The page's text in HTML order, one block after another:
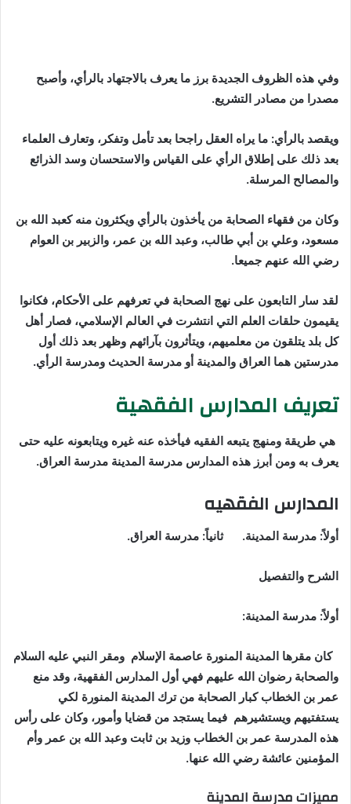
وفي هذه الظروف الجديدة برز ما يعرف بالاجتهاد بالرأي، وأصبح
مصدرا من مصادر التشريع.
ويقصد بالرأي: ما يراه العقل راجحا بعد تأمل وتفكر، وتعارف العلماء
بعد ذلك على إطلاق الرأي على القياس والاستحسان وسد الذرائع
والمصالح المرسلة.
وكان من فقهاء الصحابة من يأخذون بالرأي ويكثرون منه كعبد الله بن
مسعود، وعلي بن أبي طالب، وعبد الله بن عمر، والزبير بن العوام
رضي الله عنهم جميعا.
لقد سار التابعون على نهج الصحابة في تعرفهم على الأحكام، فكانوا
يقيمون حلقات العلم التي انتشرت في العالم الإسلامي، فصار أهل
كل بلد يتلقون من معلميهم، ويتأثرون بآرائهم وظهر بعد ذلك أول
مدرستين هما العراق والمدينة أو مدرسة الحديث ومدرسة الرأي.
تعريف المدارس الفقهية
هي طريقة ومنهج يتبعه الفقيه فيأخذه عنه غيره ويتابعونه عليه حتى
يعرف به ومن أبرز هذه المدارس مدرسة المدينة مدرسة العراق.
المدارس الفقهيه
أولاً: مدرسة المدينة. ثانياً: مدرسة العراق.
الشرح والتفصيل
أولاً: مدرسة المدينة:
كان مقرها المدينة المنورة عاصمة الإسلام ومقر النبي عليه السلام
والصحابة رضوان الله عليهم فهي أول المدارس الفقهية، وقد منع
عمر بن الخطاب كبار الصحابة من ترك المدينة المنورة لكي
يستفتيهم ويستشيرهم فيما يستجد من قضايا وأمور، وكان على رأس
هذه المدرسة عمر بن الخطاب وزيد بن ثابت وعبد الله بن عمر وأم
المؤمنين عائشة رضي الله عنها.
مميزات مدرسة المدينة